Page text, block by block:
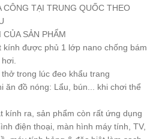
TẠI TRUNG QUỐC THEO
SẢN PHẨM
kính được phủ 1 lớp nano chống bám
trong lúc đeo khẩu trang
ăn đồ nóng: Lẩu, bún... khi chơi thể
kính ra, sản phẩm còn rất ứng dụng
điện thoại, màn hình máy tính, TV,